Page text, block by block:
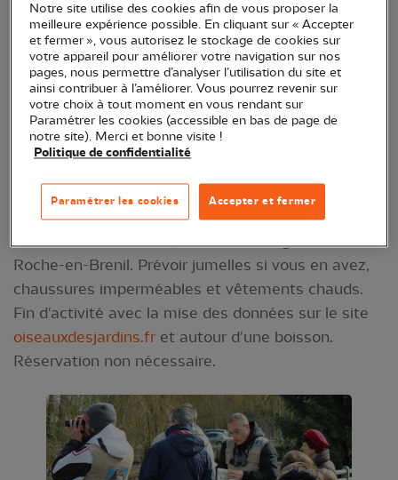
Dans le cadre de l'opération nationale du comptage
des oiseaux des jardins, venez découvrir la
démarche et le protocole de cette opération de
sciences participatives en la mettant directement
en pratique sur le terrain dans un pré et dans un
jardin.
Animé par Kévin Giraudin, en partenariat avec
l'association Hôtel de la Gare
RDV de 10 h à 11 h 30, à l'Hôtel de la gare à La-
Roche-en-Brenil. Prévoir jumelles si vous en avez,
chaussures imperméables et vêtements chauds.
Fin d'activité avec la mise des données sur le site
oiseauxdesjardins.fr et autour d'une boisson.
Réservation non nécessaire.
Notre site utilise des cookies afin de vous proposer la
meilleure expérience possible. En cliquant sur « Accepter
et fermer », vous autorisez le stockage de cookies sur
votre appareil pour améliorer votre navigation sur nos
pages, nous permettre d’analyser l’utilisation du site et
ainsi contribuer à l’améliorer. Vous pourrez revenir sur
votre choix à tout moment en vous rendant sur
Paramétrer les cookies (accessible en bas de page de
notre site). Merci et bonne visite !
Politique de confidentialité
Accepter et fermer
Paramétrer les cookies